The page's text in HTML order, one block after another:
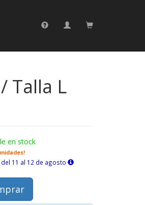
Talla L
en stock
11 al 12 de agosto